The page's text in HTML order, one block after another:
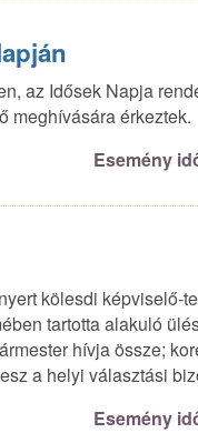
az Idősek Napja
meghívására érkeztek.
Esemény
kölesdi képviselő-
tartotta alakuló
hívja össze;
a helyi választási
Esemény